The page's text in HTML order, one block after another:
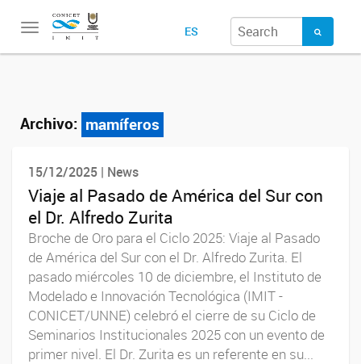
Toggle
ES
Archivo: mamíferos
15/12/2025 | News
Viaje al Pasado de América del Sur con
el Dr. Alfredo Zurita
Broche de Oro para el Ciclo 2025: Viaje al Pasado
de América del Sur con el Dr. Alfredo Zurita. El
pasado miércoles 10 de diciembre, el Instituto de
Modelado e Innovación Tecnológica (IMIT -
CONICET/UNNE) celebró el cierre de su Ciclo de
Seminarios Institucionales 2025 con un evento de
primer nivel. El Dr. Zurita es un referente en su...